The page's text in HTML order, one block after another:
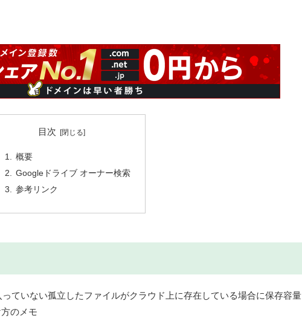
目次
概要
Googleドライブ オーナー検索
参考リンク
ていない孤立したファイルがクラウド上に存在している場合に保存容量
のメモ